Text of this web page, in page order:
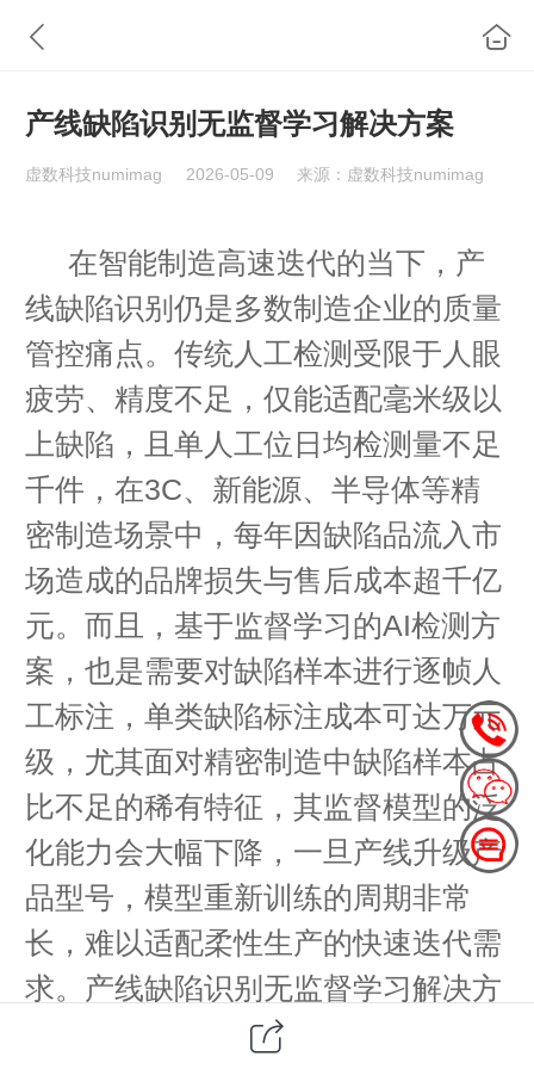
产线缺陷识别无监督学习解决方案
虚数科技numimag 2026-05-09 来源：虚数科技numimag
在智能制造高速迭代的当下，产
线缺陷识别仍是多数制造企业的质量
管控痛点。传统人工检测受限于人眼
疲劳、精度不足，仅能适配毫米级以
上缺陷，且单人工位日均检测量不足
千件，在3C、新能源、半导体等精
密制造场景中，每年因缺陷品流入市
场造成的品牌损失与售后成本超千亿
元。而且，基于监督学习的AI检测方
案，也是需要对缺陷样本进行逐帧人
工标注，单类缺陷标注成本可达万元
级，尤其面对精密制造中缺陷样本占
比不足的稀有特征，其监督模型的泛
化能力会大幅下降，一旦产线升级产
品型号，模型重新训练的周期非常
长，难以适配柔性生产的快速迭代需
求。产线缺陷识别无监督学习解决方
案的出现，恰好填补了这一市场空